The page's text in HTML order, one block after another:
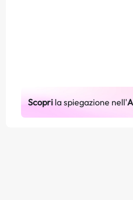
Scoprila spiegazione nell'